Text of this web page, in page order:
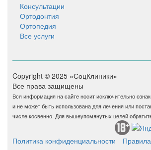
Консультации
Ортодонтия
Ортопедия
Все услуги
Copyright © 2025 «СоцКлиники»
Все права защищены
Вся информация на сайте носит исключительно
и не может быть использована для лечения или
числе косвенно. Для вышеупомянутых целей
Политика конфиденциальности